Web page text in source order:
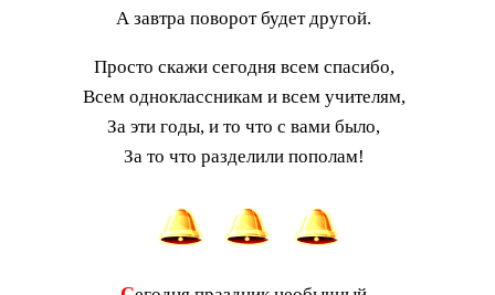
А завтра поворот будет другой.
Просто скажи сегодня всем спасибо,
Всем одноклассникам и всем учителям,
За эти годы, и то что с вами было,
За то что разделили пополам!